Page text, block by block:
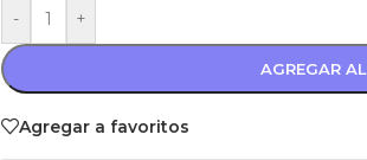
- +
AGREGAR
Agregar a favoritos